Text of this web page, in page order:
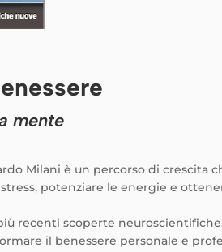
mente
Milani è un percorso di crescita
potenziare le energie e
recenti scoperte
il benessere personale e